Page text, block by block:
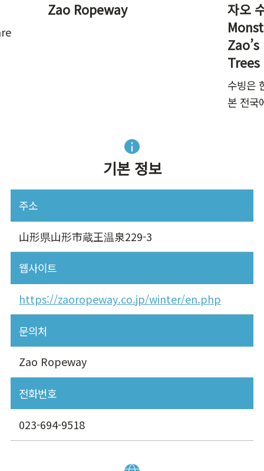
Zao Ropeway
자오
수빙은
본 전국
기본 정보
주소
山形県山形市蔵王温泉229-3
웹사이트
https://zaoropeway.co.jp/winter/en.php
문의처
Zao Ropeway
전화번호
023-694-9518